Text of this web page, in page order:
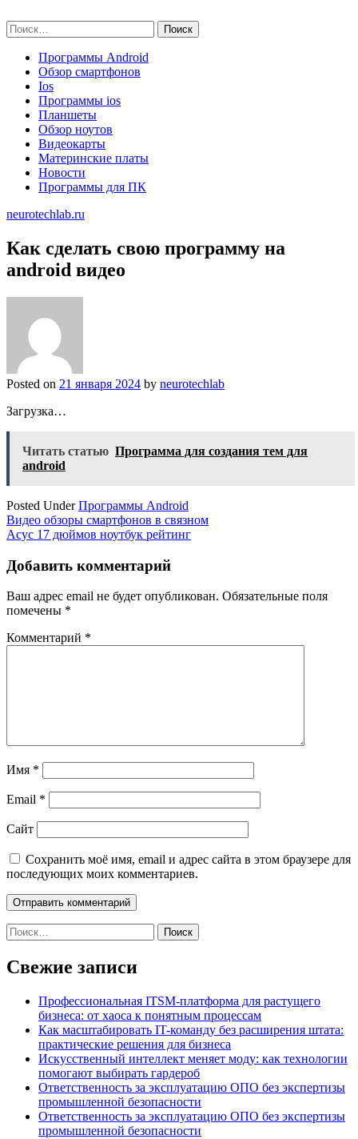
to
content
Найти:
Программы Android
Обзор смартфонов
Ios
Программы ios
Планшеты
Обзор ноутов
Видеокарты
Материнские платы
Новости
Программы для ПК
neurotechlab.ru
Как сделать свою программу на
android видео
Posted on 21 января 2024 by neurotechlab
Загрузка…
Читать статью Программа для создания тем для
android
Posted UnderПрограммы Android
Навигация
по
записям
Видео обзоры смартфонов в связном
Асус 17 дюймов ноутбук рейтинг
Добавить комментарий
Ваш адрес email не будет опубликован. Обязательные поля
помечены *
Комментарий *
Имя *
Email *
Сайт
Сохранить моё имя, email и адрес сайта в этом браузере для
последующих моих комментариев.
Найти:
Свежие записи
Профессиональная ITSM-платформа для растущего
бизнеса: от хаоса к понятным процессам
Как масштабировать IT-команду без расширения штата:
практические решения для бизнеса
Искусственный интеллект меняет моду: как технологии
помогают выбирать гардероб
Ответственность за эксплуатацию ОПО без экспертизы
промышленной безопасности
Ответственность за эксплуатацию ОПО без экспертизы
промышленной безопасности